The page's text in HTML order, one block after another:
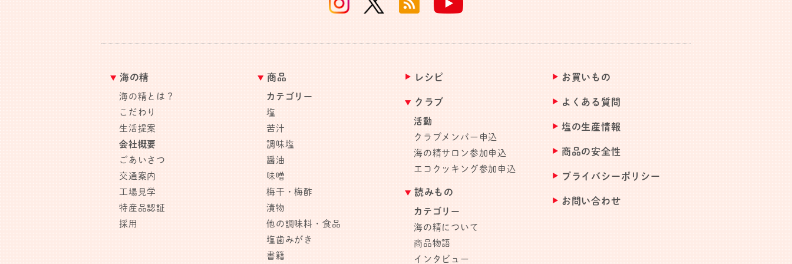
海の精
海の精とは？
こだわり
生活提案
会社概要
ごあいさつ
交通案内
工場見学
特産品認証
採用
商品
カテゴリー
塩
苦汁
調味塩
醤油
味噌
梅干・梅酢
漬物
他の調味料・食品
塩歯みがき
書籍
レシピ
クラブ
活動
クラブメンバー申込
海の精サロン参加申込
エコクッキング参加申込
読みもの
カテゴリー
海の精について
商品物語
インタビュー
お買いもの
よくある質問
塩の生産情報
商品の安全性
プライバシーポリシー
お問い合わせ